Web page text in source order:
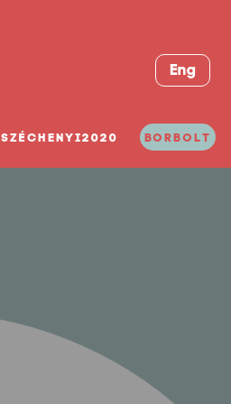
Eng
SZÉCHENYI2020 BORBOLT